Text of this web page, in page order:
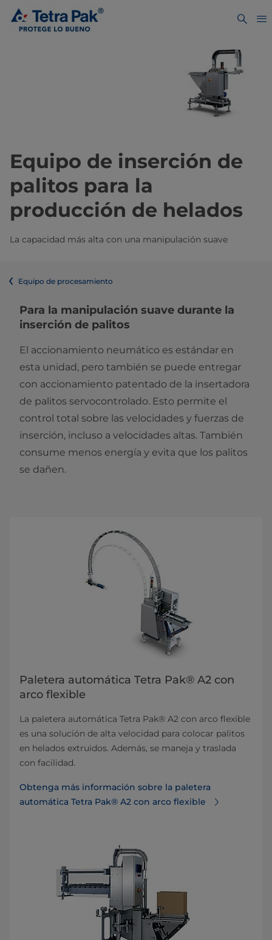
Equipo de inserción de
palitos para la
producción de helados
La capacidad más alta con una manipulación suave
Equipo de procesamiento
Para la manipulación suave durante la
inserción de palitos
El accionamiento neumático es estándar en
esta unidad, pero también se puede entregar
con accionamiento patentado de la insertadora
de palitos servocontrolado. Esto permite el
control total sobre las velocidades y fuerzas de
inserción, incluso a velocidades altas. También
consume menos energía y evita que los palitos
se dañen.
Paletera automática Tetra Pak® A2 con
arco flexible
La paletera automática Tetra Pak® A2 con arco flexible
es una solución de alta velocidad para colocar palitos
en helados extruidos. Además, se maneja y traslada
con facilidad.
Obtenga más información sobre la paletera
automática Tetra Pak® A2 con arco flexible